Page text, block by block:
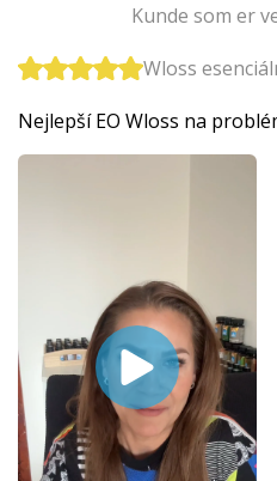
Kunde som er
Wloss
Nejlepší EO Wloss na